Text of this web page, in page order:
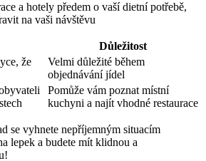
a hotely předem o vaší dietní potřebě,
na vaši návštěvu
Důležitost
že
Velmi důležité během
objednávání jídel
Pomůže vám poznat místní
kuchyni a najít vhodné restaurace
se vyhnete nepříjemným situacím
lepek a budete mít klidnou a